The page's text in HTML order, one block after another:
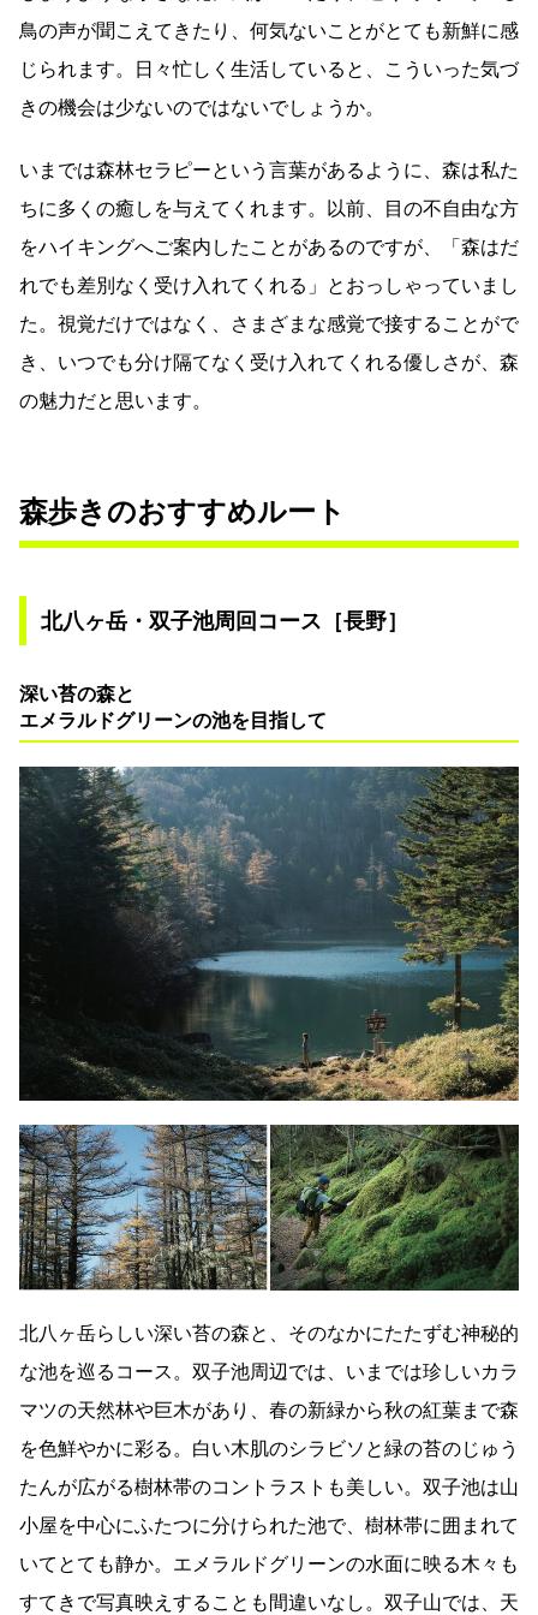
鳥の声が聞こえてきたり、何気ないことがとても新鮮に感
じられます。日々忙しく生活していると、こういった気づ
きの機会は少ないのではないでしょうか。
いまでは森林セラピーという言葉があるように、森は私た
ちに多くの癒しを与えてくれます。以前、目の不自由な方
をハイキングへご案内したことがあるのですが、「森はだ
れでも差別なく受け入れてくれる」とおっしゃっていまし
た。視覚だけではなく、さまざまな感覚で接することがで
き、いつでも分け隔てなく受け入れてくれる優しさが、森
の魅力だと思います。
森歩きのおすすめルート
北八ヶ岳・双子池周回コース［長野］
深い苔の森と
エメラルドグリーンの池を目指して
北八ヶ岳らしい深い苔の森と、そのなかにたたずむ神秘的
な池を巡るコース。双子池周辺では、いまでは珍しいカラ
マツの天然林や巨木があり、春の新緑から秋の紅葉まで森
を色鮮やかに彩る。白い木肌のシラビソと緑の苔のじゅう
たんが広がる樹林帯のコントラストも美しい。双子池は山
小屋を中心にふたつに分けられた池で、樹林帯に囲まれて
いてとても静か。エメラルドグリーンの水面に映る木々も
すてきで写真映えすることも間違いなし。双子山では、天